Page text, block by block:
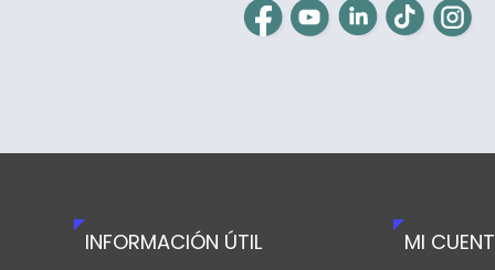
INFORMACIÓN ÚTIL MI